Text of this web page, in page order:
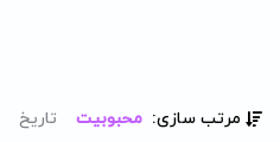
مرتب سازی: محبوبیت تاریخ